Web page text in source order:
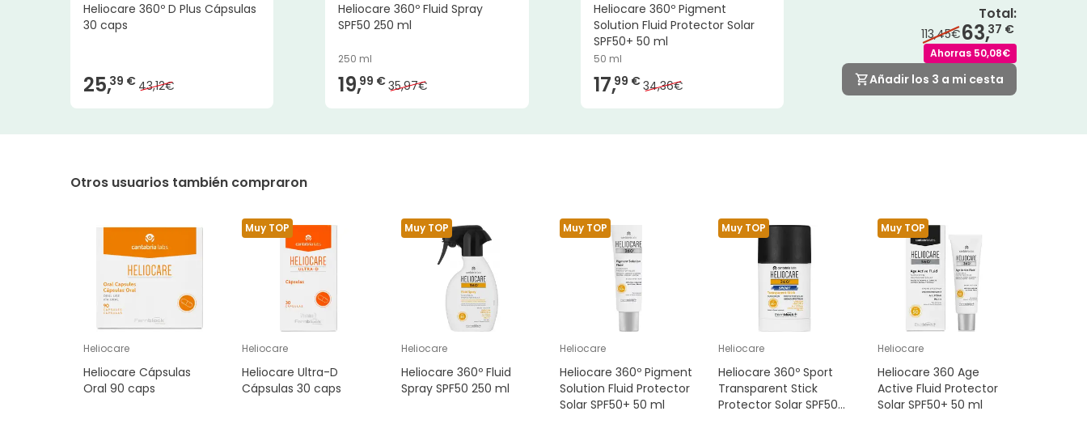
Heliocare 360º D Plus Cápsulas
30 caps
25,39 € 43,12€
Heliocare 360º Fluid Spray
SPF50 250 ml
250 ml
19,99 €35,97€
Heliocare 360º Pigment
Solution Fluid Protector Solar
SPF50+ 50 ml
50 ml
17,99 €34,36€
Total:
113,45€63,37 €
Ahorras 50,08€
Añadir los 3 a mi cesta
Otros usuarios también compraron
Heliocare
Heliocare Cápsulas
Oral 90 caps
Muy TOP
Heliocare
Heliocare Ultra-D
Cápsulas 30 caps
Muy TOP
Heliocare
Heliocare 360º Fluid
Spray SPF50 250 ml
Muy TOP
Heliocare
Heliocare 360º Pigment
Solution Fluid Protector
Solar SPF50+ 50 ml
Muy TOP
Heliocare
Heliocare 360º Sport
Transparent Stick
Protector Solar SPF50+
Muy TOP
Heliocare
Heliocare 360 Age
Active Fluid Protector
Solar SPF50+ 50 ml